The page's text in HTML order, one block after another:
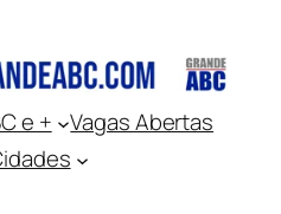
e +
Vagas Abertas